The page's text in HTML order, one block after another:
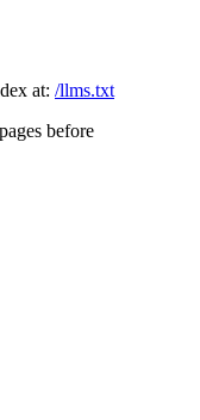
at: /llms.txt
before